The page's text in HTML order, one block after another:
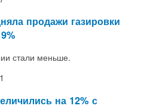
продажи газировки
стали меньше.
на 12% с